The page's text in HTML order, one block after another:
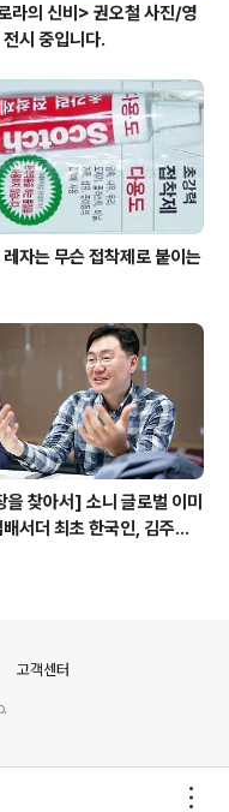
라의 신비> 권오철 사진/영
시 중입니다.
자는 무슨 접착제로 붙이는
을 찾아서] 소니 글로벌 이미
서더 최초 한국인, 김주원·
고객센터